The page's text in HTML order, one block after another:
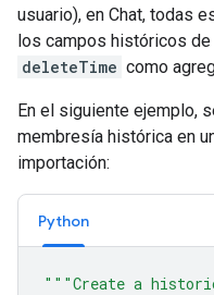
usuario), en Chat, todas
los campos históricos
deleteTime como
En el siguiente ejemplo,
membresía histórica en
importación:
Python
"""Create a